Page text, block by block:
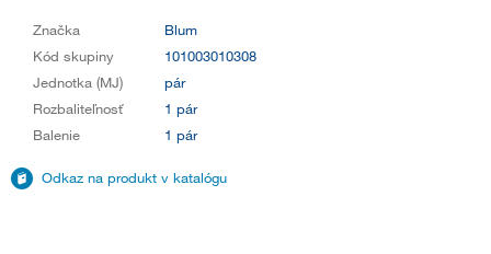
Značka
Blum
Kód skupiny
101003010308
Jednotka (MJ)
pár
Rozbaliteľnosť
1 pár
Balenie
1 pár
Odkaz na produkt v katalógu